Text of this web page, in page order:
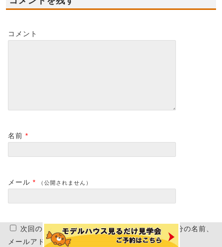
コメント
名前 *
メール * （公開されません）
次回のコメントで使用するためブラウザーに自分の名前、
メールアドレス、サイトを保存する。